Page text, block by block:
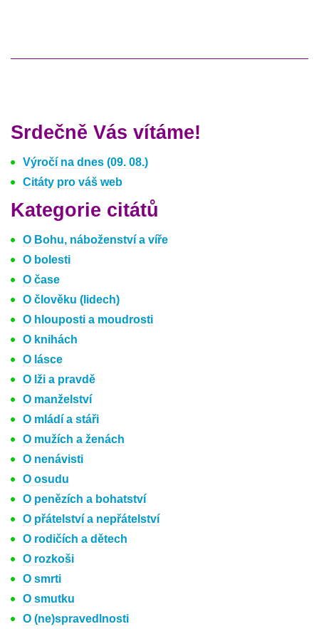
Srdečně Vás vítáme!
Výročí na dnes (09. 08.)
Citáty pro váš web
Kategorie citátů
O Bohu, náboženství a víře
O bolesti
O čase
O člověku (lidech)
O hlouposti a moudrosti
O knihách
O lásce
O lži a pravdě
O manželství
O mládí a stáři
O mužích a ženách
O nenávisti
O osudu
O penězích a bohatství
O přátelství a nepřátelství
O rodičích a dětech
O rozkoši
O smrti
O smutku
O (ne)spravedlnosti